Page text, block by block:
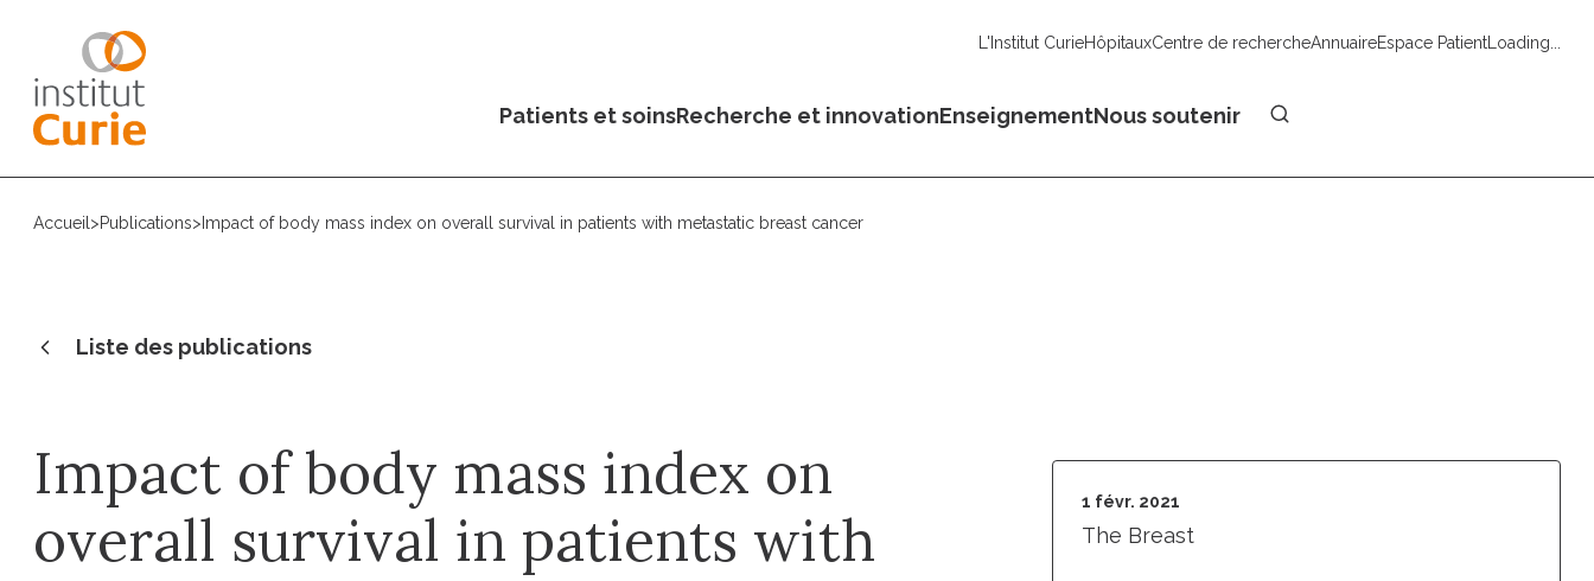
L'Institut CurieHôpitauxCentre de rechercheAnnuaireEspace PatientLoading...
Patients et soinsRecherche et innovationEnseignementNous soutenir
Accueil >Publications> Impact of body mass index on overall survival in patients with metastatic breast cancer
Liste des publications
Impact of body mass index on
overall survival in patients with
1 févr. 2021
The Breast